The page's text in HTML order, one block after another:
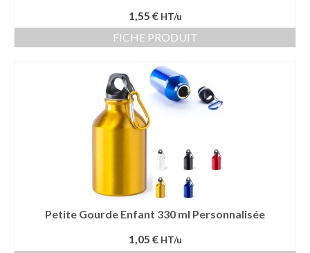
Tee-shirt publicitaire
Vêtement Haute Visibilité
1,55 € HT/u
FICHE PRODUIT
Petite Gourde Enfant 330 ml Personnalisée
1,05 € HT/u